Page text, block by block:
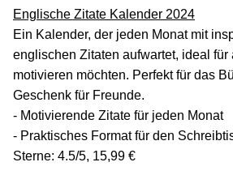
Englische Zitate Kalender 2024
Ein Kalender, der jeden Monat mit
englischen Zitaten aufwartet, ideal für
motivieren möchten. Perfekt für das
Geschenk für Freunde.
- Motivierende Zitate für jeden Monat
- Praktisches Format für den
Sterne: 4.5/5, 15,99 €